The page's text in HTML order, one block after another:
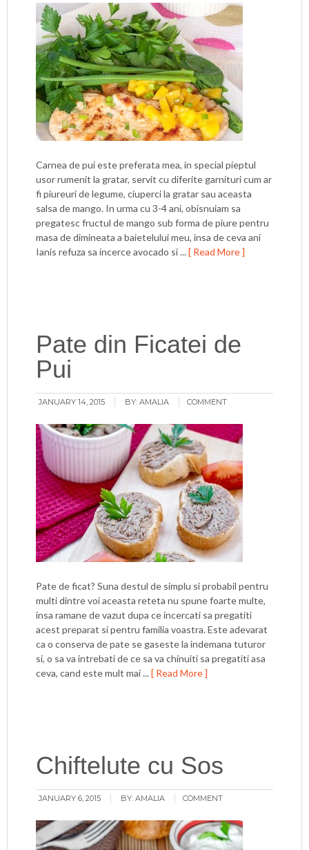
Carnea de pui este preferata mea, in special pieptul
usor rumenit la gratar, servit cu diferite garnituri cum ar
fi piureuri de legume, ciuperci la gratar sau aceasta
salsa de mango. In urma cu 3-4 ani, obisnuiam sa
pregatesc fructul de mango sub forma de piure pentru
masa de dimineata a baietelului meu, insa de ceva ani
Ianis refuza sa incerce avocado si ...[ Read More ]
Pate din Ficatei de
Pui
JANUARY 14, 2015 BY:AMALIA COMMENT
Pate de ficat? Suna destul de simplu si probabil pentru
multi dintre voi aceasta reteta nu spune foarte multe,
insa ramane de vazut dupa ce incercati sa pregatiti
acest preparat si pentru familia voastra. Este adevarat
ca o conserva de pate se gaseste la indemana tuturor
si, o sa va intrebati de ce sa va chinuiti sa pregatiti asa
ceva, cand este mult mai ...[ Read More ]
Chiftelute cu Sos
JANUARY 6, 2015 BY:AMALIA COMMENT